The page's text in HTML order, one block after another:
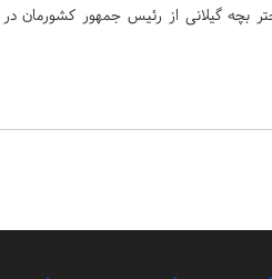
بچه گیلانی از رئیس جمهور کشورمان در